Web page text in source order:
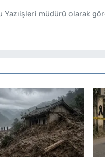
Yazıişleri müdürü olarak